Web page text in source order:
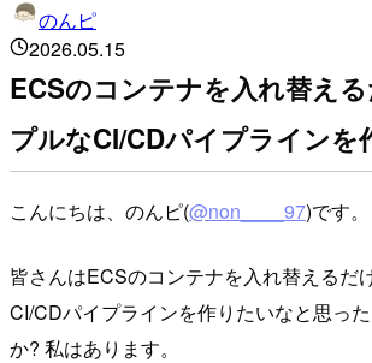
のんピ
2026.05.15
ECSのコンテナを入れ替え
プルなCI/CDパイプラインを
こんにちは、のんピ(@non____97)です。
皆さんはECSのコンテナを入れ替えるだ
CI/CDパイプラインを作りたいなと思っ
か? 私はあります。